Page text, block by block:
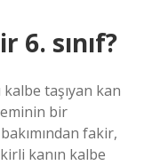
6. sınıf?
taşıyan kan
bir
fakir,
kanın kalbe